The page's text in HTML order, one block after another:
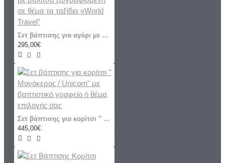
Σετ βάπτισης για αγόρι με βαλίτσα ζωγραφισμένη σε θέμα τα ταξίδια «World Travel”
295,00€
Σετ βάπτισης για κορίτσι " Μονόκερος / Unicorn" με βαπτιστικό γραφείο ή θέμα επιλογής σας
445,00€